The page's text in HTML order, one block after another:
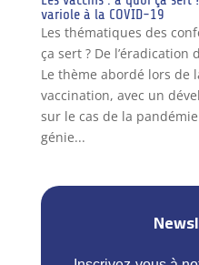
variole à la COVID-19
Les thématiques des
ça sert ? De l’éradication
Le thème abordé lors de
vaccination, avec un
sur le cas de la
génie...